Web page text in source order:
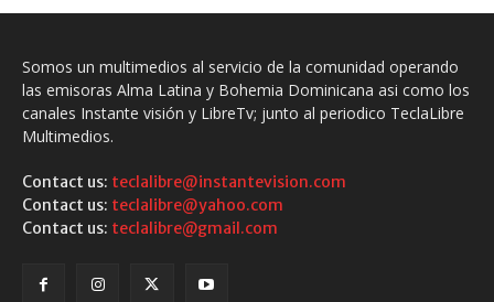
Somos un multimedios al servicio de la comunidad operando
las emisoras Alma Latina y Bohemia Dominicana asi como los
canales Instante visión y LibreTv; junto al periodico TeclaLibre
Multimedios.
Contact us: teclalibre@instantevision.com
Contact us: teclalibre@yahoo.com
Contact us: teclalibre@gmail.com